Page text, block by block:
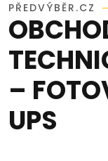
PŘEDVÝBĚR.CZ
–
UPS